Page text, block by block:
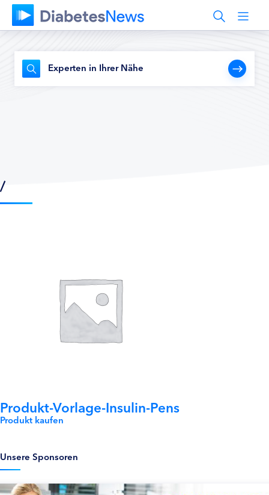
Experten in Ihrer Nähe
/
Produkt-Vorlage-Insulin-Pens
Produkt kaufen
Unsere Sponsoren